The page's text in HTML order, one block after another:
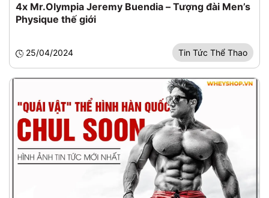
4x Mr.Olympia Jeremy Buendia – Tượng đài Men’s
Physique thế giới
25/04/2024 Tin Tức Thể Thao